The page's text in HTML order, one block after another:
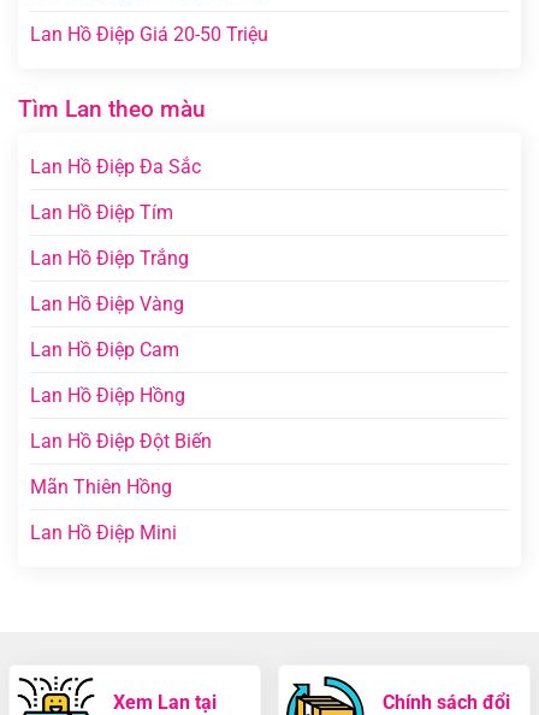
Lan Hồ Điệp Giá 20-50 Triệu
Tìm Lan theo màu
Lan Hồ Điệp Đa Sắc
Lan Hồ Điệp Tím
Lan Hồ Điệp Trắng
Lan Hồ Điệp Vàng
Lan Hồ Điệp Cam
Lan Hồ Điệp Hồng
Lan Hồ Điệp Đột Biến
Mãn Thiên Hồng
Lan Hồ Điệp Mini
Xem Lan tại
Chính sách đổi